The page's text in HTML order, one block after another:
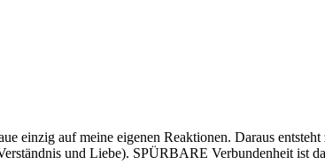
einzig auf meine eigenen Reaktionen. Daraus
und Liebe). SPÜRBARE Verbundenheit ist